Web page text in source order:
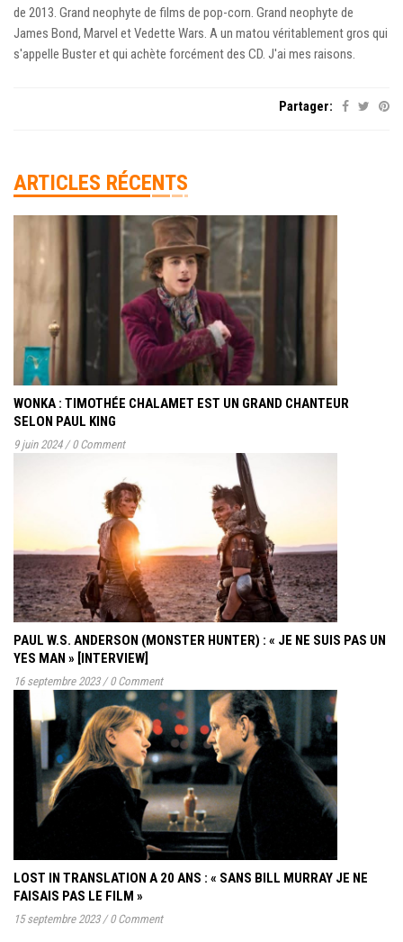
de 2013. Grand neophyte de films de pop-corn. Grand neophyte de
James Bond, Marvel et Vedette Wars. A un matou véritablement gros qui
s'appelle Buster et qui achète forcément des CD. J'ai mes raisons.
Partager:
ARTICLES RÉCENTS
WONKA : TIMOTHÉE CHALAMET EST UN GRAND CHANTEUR
SELON PAUL KING
9 juin 2024 / 0 Comment
PAUL W.S. ANDERSON (MONSTER HUNTER) : « JE NE SUIS PAS UN
YES MAN » [INTERVIEW]
16 septembre 2023 / 0 Comment
LOST IN TRANSLATION A 20 ANS : « SANS BILL MURRAY JE NE
FAISAIS PAS LE FILM »
15 septembre 2023 / 0 Comment